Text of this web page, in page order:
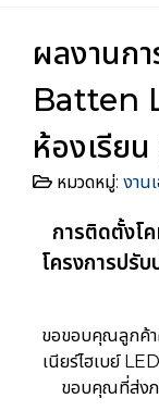
ผลงานก
Batten
ห้องเรีย
หมวดหมู่: งาน
การติดตั้ง
โครงการปรั
ขอขอบคุณลูกค้าค
เนียร์ไฮเบย์
ขอบคุณที่ส่งภ